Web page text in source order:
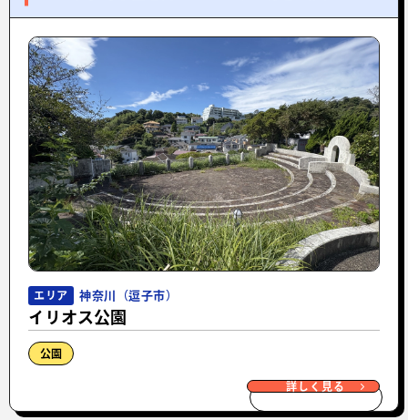
エリア 神奈川（逗子市）
イリオス公園
公園
詳しく見る